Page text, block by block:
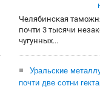
Челябинская
почти 3 тысячи
чугунных...
Уральские
почти две сотни